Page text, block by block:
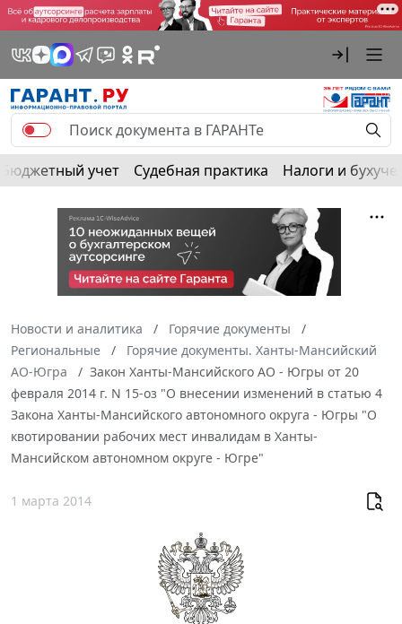
Бюджетный учет Судебная практика Налоги и
Новости и аналитика
Горячие документы
Региональные
Горячие документы. Ханты-Мансийский
АО-Югра
Закон Ханты-Мансийского АО - Югры от 20
февраля 2014 г. N 15-оз "О внесении изменений в статью 4
Закона Ханты-Мансийского автономного округа - Югры "О
квотировании рабочих мест инвалидам в Ханты-
Мансийском автономном округе - Югре"
1 марта 2014